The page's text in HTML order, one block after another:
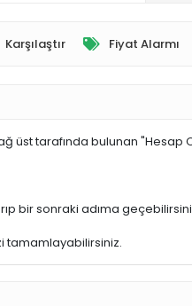
Karşılaştır Fiyat Alarmı
üst tarafında bulunan "Hesap
bir sonraki adıma
tamamlayabilirsiniz.